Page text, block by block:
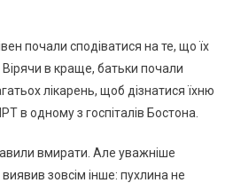
почали сподіватися на те, що їх
в краще, батьки почали
лікарень, щоб дізнатися їхню
в одному з госпіталів Бостона.
вмирати. Але уважніше
зовсім інше: пухлина не